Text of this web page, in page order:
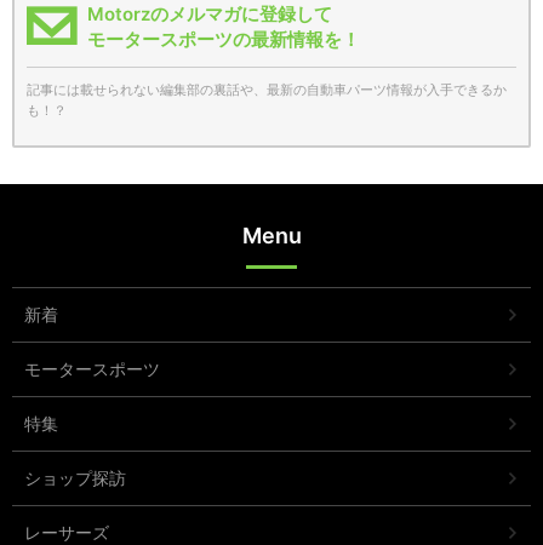
Motorzのメルマガに登録して
モータースポーツの最新情報を！
記事には載せられない編集部の裏話や、最新の自動車パーツ情報が入手できるか
も！？
Menu
新着
モータースポーツ
特集
ショップ探訪
レーサーズ